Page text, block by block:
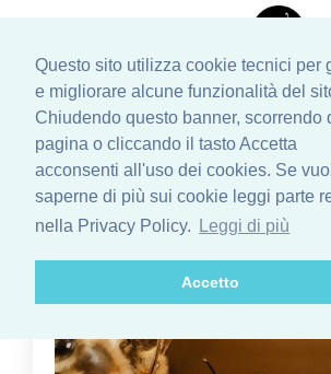
Questo sito utilizza cookie tecnici per
e migliorare alcune funzionalità del
Chiudendo questo banner, scorrendo
pagina o cliccando il tasto Accetta
acconsenti all'uso dei cookies. Se
saperne di più sui cookie leggi parte
nella Privacy Policy.
Leggi di più
Accetto